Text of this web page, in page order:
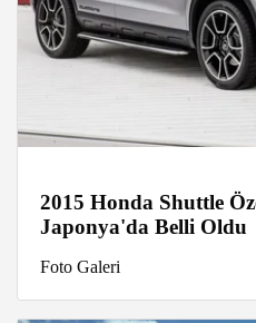
2015 Honda Shuttle
Japonya'da Belli Oldu
Foto Galeri